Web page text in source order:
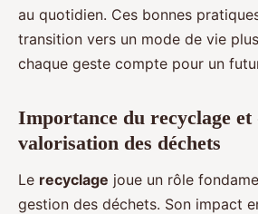
au quotidien. Ces bonnes
transition vers un mode de vie
chaque geste compte pour un
Importance du recyclage et
valorisation des déchets
Le recyclage joue un rôle
gestion des déchets. Son impact